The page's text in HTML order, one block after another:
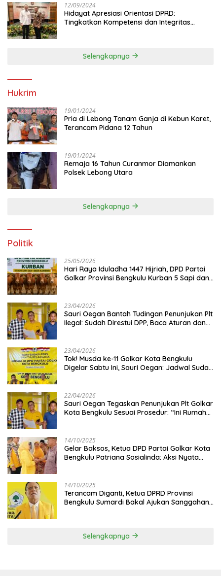
12/09/2024
Hidayat Apresiasi Orientasi DPRD:
Tingkatkan Kompetensi dan Integritas
Selengkapnya
Hukrim
19/01/2024
Pria di Lebong Tanam Ganja di Kebun Karet,
Terancam Pidana 12 Tahun
19/01/2024
Remaja 16 Tahun Curanmor Diamankan
Polsek Lebong Utara
Selengkapnya
Politik
25/05/2026
Hari Raya Iduladha 1447 Hijriah, DPD Partai
Golkar Provinsi Bengkulu Kurban 5 Sapi dan 1
23/04/2026
Sauri Oegan Bantah Tudingan Penunjukan Plt
Ilegal: Sudah Direstui DPP, Baca Aturan dan
23/04/2026
‎Tok! Musda ke-11 Golkar Kota Bengkulu
Digelar Sabtu Ini, Sauri Oegan: Jadwal Sudah
22/04/2026
Sauri Oegan Tegaskan Penunjukan Plt Golkar
Kota Bengkulu Sesuai Prosedur: “Ini Rumah
14/10/2025
‎Gelar Baksos, Ketua DPD Partai Golkar Kota
Bengkulu Patriana Sosialinda: Aksi Nyata
14/10/2025
Terancam Diganti, Ketua DPRD Provinsi
Bengkulu Sumardi Bakal Ajukan Sanggahan
Selengkapnya